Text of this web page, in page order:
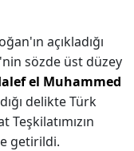
açıkladığı
sözde üst düzey
el Muhammed
delikte Türk
getirildi.